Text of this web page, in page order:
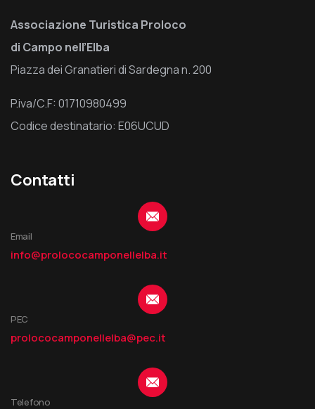
Associazione Turistica Proloco
di Campo nell’Elba
Piazza dei Granatieri di Sardegna n. 200
P.iva/C.F: 01710980499
Codice destinatario: E06UCUD
Contatti
Email
info@prolococamponellelba.it
PEC
prolococamponellelba@pec.it
Telefono